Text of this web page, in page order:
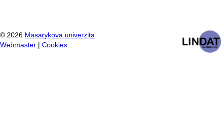
© 2026 Masarykova univerzita
Webmaster
Cookies